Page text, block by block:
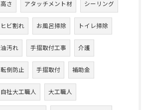
高さ アタッチメント材 シーリング
ヒビ割れ お風呂掃除 トイレ掃除
油汚れ 手摺取付工事 介護
転倒防止 手摺取付 補助金
自社大工職人 大工職人